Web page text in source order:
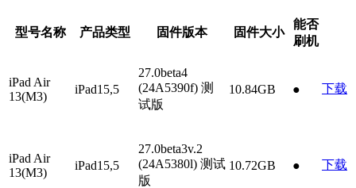
型号名称 产品类型 固件版本 固件大小
能否
刷机
iPad Air
13(M3)
iPad15,5
27.0beta4
(24A5390f) 测
试版
10.84GB ● 下载
iPad Air
13(M3)
iPad15,5
27.0beta3v.2
(24A5380l) 测试
版
10.72GB ● 下载